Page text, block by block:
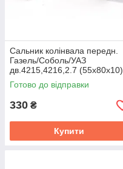
Сальник колінвала передн.
Газель/Соболь/УАЗ
дв.4215,4216,2.7 (55x80x10)
NBR Кременчук 53-1005034
Готово до відправки
330 ₴
Купити